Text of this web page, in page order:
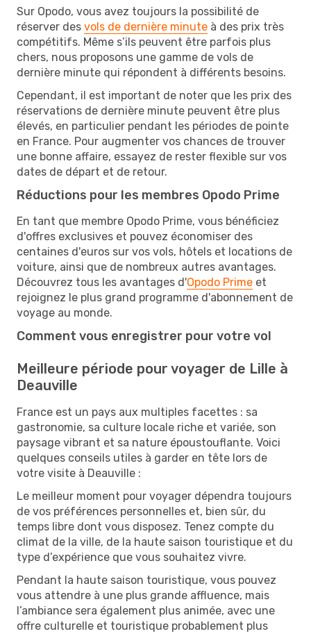
Sur Opodo, vous avez toujours la possibilité de
réserver des vols de dernière minute à des prix très
compétitifs. Même s’ils peuvent être parfois plus
chers, nous proposons une gamme de vols de
dernière minute qui répondent à différents besoins.
Cependant, il est important de noter que les prix des
réservations de dernière minute peuvent être plus
élevés, en particulier pendant les périodes de pointe
en France. Pour augmenter vos chances de trouver
une bonne affaire, essayez de rester flexible sur vos
dates de départ et de retour.
Réductions pour les membres Opodo Prime
En tant que membre Opodo Prime, vous bénéficiez
d'offres exclusives et pouvez économiser des
centaines d'euros sur vos vols, hôtels et locations de
voiture, ainsi que de nombreux autres avantages.
Découvrez tous les avantages d'Opodo Prime et
rejoignez le plus grand programme d'abonnement de
voyage au monde.
Comment vous enregistrer pour votre vol
Meilleure période pour voyager de Lille à
Deauville
France est un pays aux multiples facettes : sa
gastronomie, sa culture locale riche et variée, son
paysage vibrant et sa nature époustouflante. Voici
quelques conseils utiles à garder en tête lors de
votre visite à Deauville :
Le meilleur moment pour voyager dépendra toujours
de vos préférences personnelles et, bien sûr, du
temps libre dont vous disposez. Tenez compte du
climat de la ville, de la haute saison touristique et du
type d’expérience que vous souhaitez vivre.
Pendant la haute saison touristique, vous pouvez
vous attendre à une plus grande affluence, mais
l’ambiance sera également plus animée, avec une
offre culturelle et touristique probablement plus